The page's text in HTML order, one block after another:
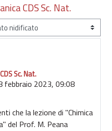
CDS Sc. Nat.
Sc. Nat.
febbraio 2023, 09:08
che la lezione di "Chimica
del Prof. M. Peana